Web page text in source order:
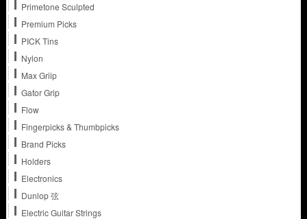
Primetone Sculpted
Premium Picks
PICK Tins
Nylon
Max Griip
Gator Grip
Flow
Fingerpicks & Thumbpicks
Brand Picks
Holders
Electronics
Dunlop 弦
Electric Guitar Strings